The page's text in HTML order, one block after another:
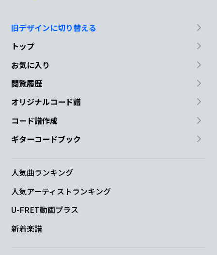
旧デザインに切り替える
トップ
お気に入り
閲覧履歴
オリジナルコード譜
コード譜作成
ギターコードブック
人気曲ランキング
人気アーティストランキング
U-FRET動画プラス
新着楽譜